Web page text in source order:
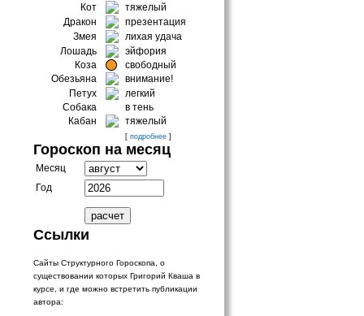
Кот
тяжелый
Дракон
презентация
Змея
лихая удача
Лошадь
эйфория
Коза
свободный
Обезьяна
внимание!
Петух
легкий
Собака
в тень
Кабан
тяжелый
[ подробнее ]
Гороскоп на месяц
Месяц
Год
Ссылки
Сайты Структурного Гороскопа, о
существовании которых Григорий Кваша в
курсе, и где можно встретить публикации
автора: